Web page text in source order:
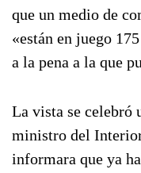
que un medio de
«están en juego
a la pena a la que
La vista se celebró
ministro del
informara que ya